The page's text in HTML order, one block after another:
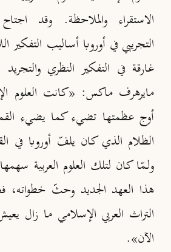
الاستقراء والملاحظة. وقد
التجريبي في أوروبا أساليب التفكير
غارقة في التفكير النظري والتجريد
مايرهرف ماكس: «كانت العلوم
أوج عظمتها تضيء كما يضيء
الظلام الذي كان يلفّ أوروبا في
ولـمّا كان لتلك العلوم العربية
هذا العهد الجديد وحثّ خطواته،
التراث العربي الإسلامي ما زال
الآن».